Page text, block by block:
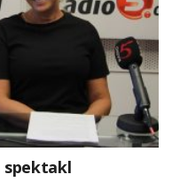
spektakl